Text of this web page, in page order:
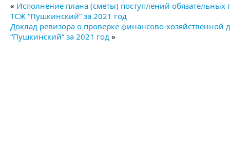
« Исполнение плана (сметы) поступлений обязательных
ТСЖ “Пушкинский” за 2021 год
Доклад ревизора о проверке финансово-хозяйственной
“Пушкинский” за 2021 год »